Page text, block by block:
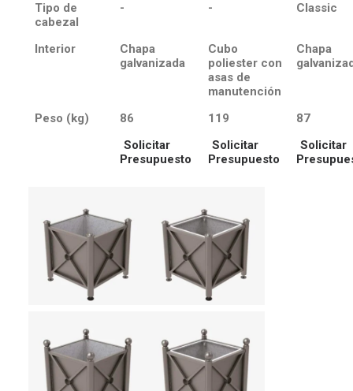
Tipo de
cabezal
- - Classic
Interior
Chapa
galvanizada
Cubo
poliester con
asas de
manutención
Chapa
Peso (kg) 86 119
87
Solicitar
Presupuesto
Solicitar
Presupuesto
Solicitar